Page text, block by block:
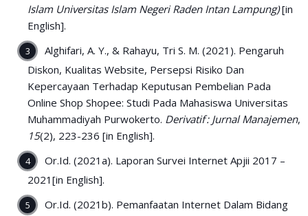
Islam Universitas Islam Negeri Raden Intan Lampung)[in
English].
Alghifari, A. Y., & Rahayu, Tri S. M. (2021). Pengaruh
Diskon, Kualitas Website, Persepsi Risiko Dan
Kepercayaan Terhadap Keputusan Pembelian Pada
Online Shop Shopee: Studi Pada Mahasiswa Universitas
Muhammadiyah Purwokerto. Derivatif : Jurnal Manajemen,
15(2), 223-236 [in English].
Or.Id. (2021a). Laporan Survei Internet Apjii 2017 –
2021[in English].
Or.Id. (2021b). Pemanfaatan Internet Dalam Bidang